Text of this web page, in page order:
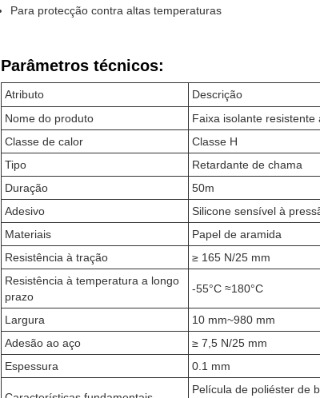
Para protecção contra altas temperaturas
Parâmetros técnicos:
Atributo
Descrição
Nome do produto
Faixa isolante resistente
Classe de calor
Classe H
Tipo
Retardante de chama
Duração
50m
Adesivo
Silicone sensível à
Materiais
Papel de aramida
Resistência à tração
≥ 165 N/25 mm
Resistência à temperatura a longo
prazo
-55°C ≈180°C
Largura
10 mm~980 mm
Adesão ao aço
≥ 7,5 N/25 mm
Espessura
0.1 mm
Película de poliéster de